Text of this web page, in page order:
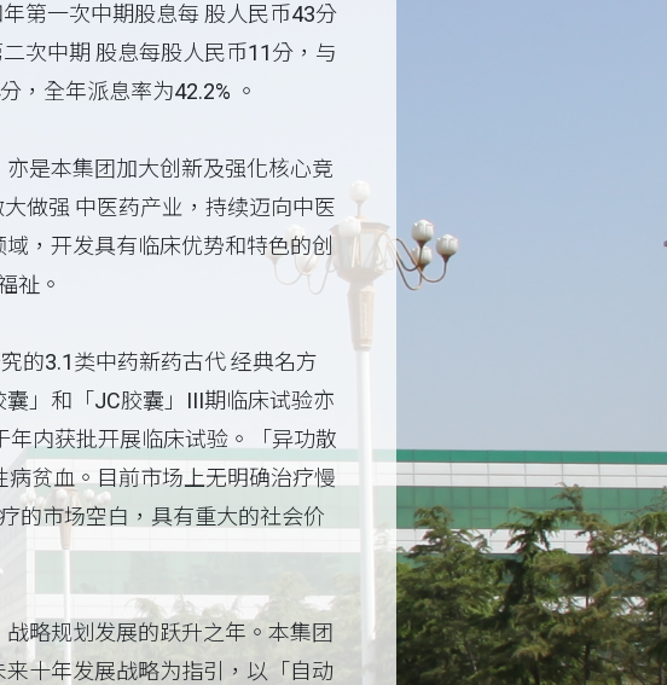
第一次中期股息每 股人民币43分
次中期 股息每股人民币11分，与
，全年派息率为42.2% 。
是本集团加大创新及强化核心竞
做强 中医药产业，持续迈向中医
，开发具有临床优势和特色的创
祉。
的3.1类中药新药古代 经典名方
」和「JC胶囊」III期临床试验亦
内获批开展临床试验。「异功散
贫血。目前市场上无明确治疗慢
的市场空白，具有重大的社会价
略规划发展的跃升之年。本集团
十年发展战略为指引，以「自动